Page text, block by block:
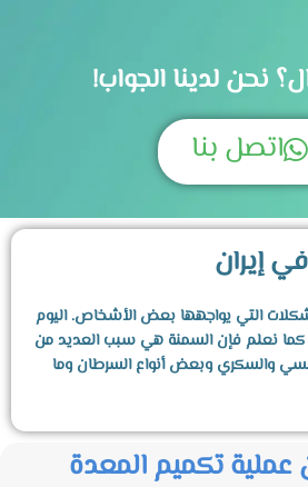
نحن لدينا الجواب!
اتصل بنا
إيران
التي يواجهها بعض الأشخاص. اليوم
كما نعلم فإن السمنة هي سبب العديد من
والسكري وبعض أنواع السرطان وما
الوزن والسمنة تقلل من جودة حياة
من زيادة الوزن أو السمنة يصبحون
تكميم المعدة